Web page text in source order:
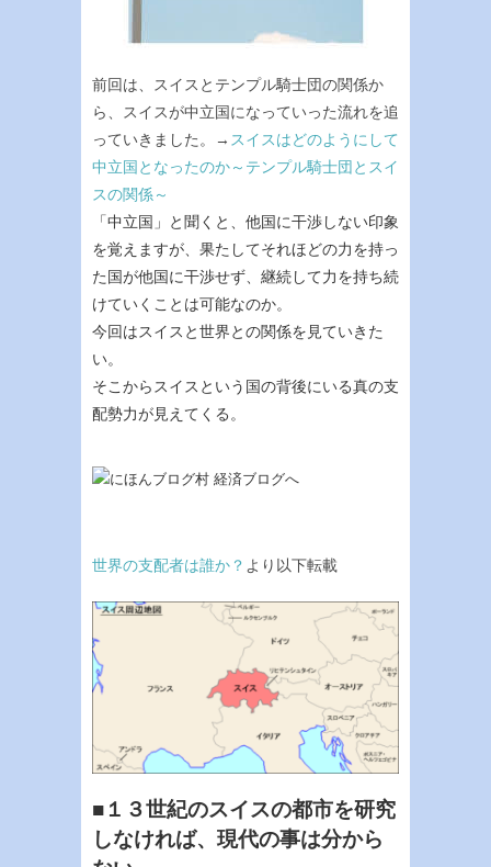
前回は、スイスとテンプル騎士団の関係か
ら、スイスが中立国になっていった流れを追
っていきました。→ スイスはどのようにして
中立国となったのか～テンプル騎士団とスイ
スの関係～
「中立国」と聞くと、他国に干渉しない印象
を覚えますが、果たしてそれほどの力を持っ
た国が他国に干渉せず、継続して力を持ち続
けていくことは可能なのか。
今回はスイスと世界との関係を見ていきた
い。
そこからスイスという国の背後にいる真の支
配勢力が見えてくる 。
世界の支配者は誰か？ より以下転載
■１３世紀のスイスの都市を研究
しなければ、現代の事は分から